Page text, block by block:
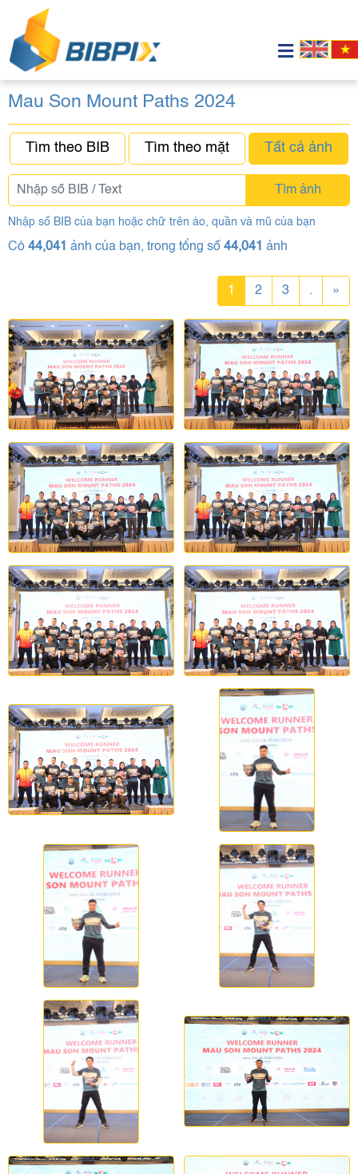
Mau Son Mount Paths 2024
Tìm theo BIB Tìm theo mặt Tất cả ảnh
Tìm ảnh
Nhập số BIB của bạn hoặc chữ trên áo, quần và mũ của bạn
Có 44,041 ảnh của bạn, trong tổng số 44,041 ảnh
1 2 3 . »